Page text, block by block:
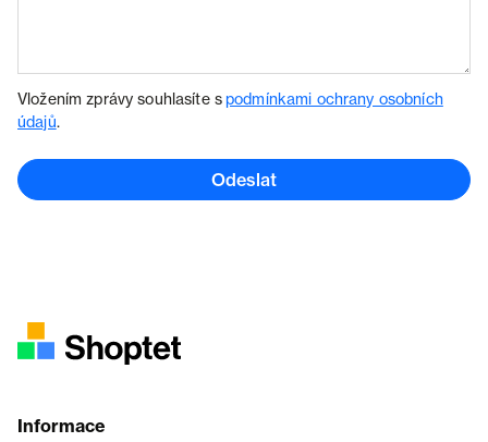
Vložením zprávy souhlasíte spodmínkami ochrany osobních
údajů.
Odeslat
Informace